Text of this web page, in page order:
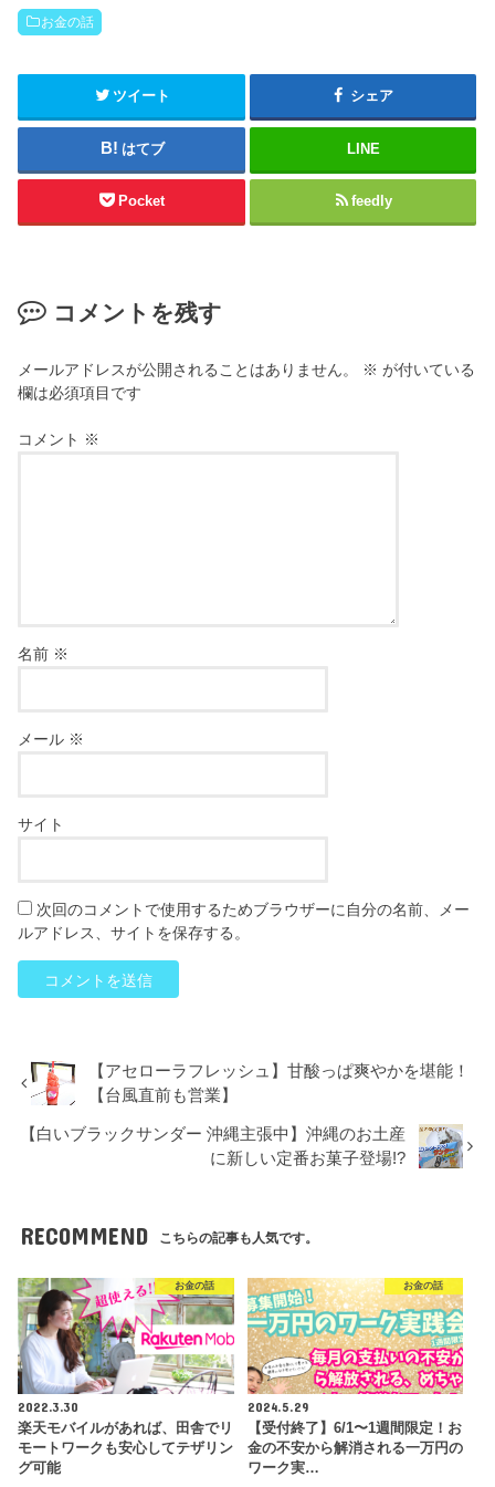
お金の話
ツイート シェア
はてブ LINE
Pocket feedly
コメントを残す
メールアドレスが公開されることはありません。 ※ が付いている
欄は必須項目です
コメント ※
名前 ※
メール ※
サイト
次回のコメントで使用するためブラウザーに自分の名前、メー
ルアドレス、サイトを保存する。
【アセローラフレッシュ】甘酸っぱ爽やかを堪能！
【台風直前も営業】
【白いブラックサンダー 沖縄主張中】沖縄のお土産
に新しい定番お菓子登場!?
RECOMMEND こちらの記事も人気です。
お金の話
2022.3.30
楽天モバイルがあれば、田舎でリ
モートワークも安心してテザリン
グ可能
お金の話
2024.5.29
【受付終了】6/1〜1週間限定！お
金の不安から解消される一万円の
ワーク実…